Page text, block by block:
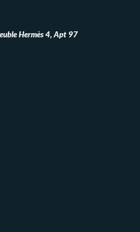
Hermès 4, Apt 97